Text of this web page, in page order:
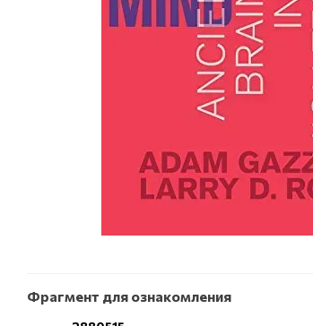
Фрагмент для ознакомления